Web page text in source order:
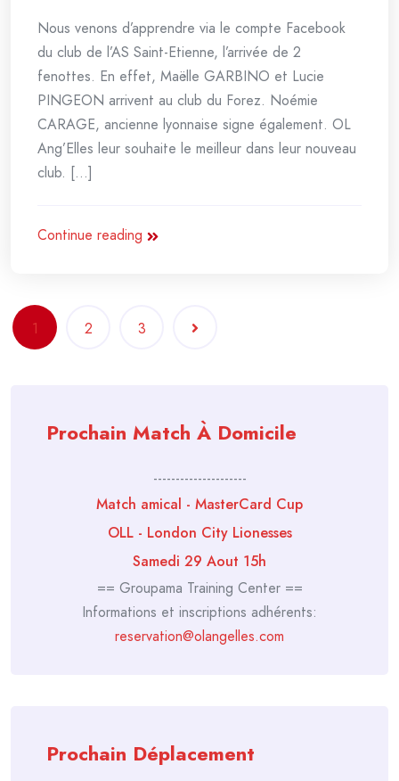
Nous venons d’apprendre via le compte Facebook
du club de l’AS Saint-Etienne, l’arrivée de 2
fenottes. En effet, Maëlle GARBINO et Lucie
PINGEON arrivent au club du Forez. Noémie
CARAGE, ancienne lyonnaise signe également. OL
Ang’Elles leur souhaite le meilleur dans leur nouveau
club. [...]
Continue reading
Navigation
des
1 2 3
Prochain Match À Domicile
---------------------
Match amical - MasterCard Cup
OLL - London City Lionesses
Samedi 29 Aout 15h
== Groupama Training Center ==
Informations et inscriptions adhérents:
reservation@olangelles.com
Prochain Déplacement